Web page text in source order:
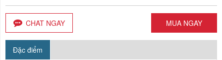
CHAT NGAY MUA NGAY
Đặc điểm